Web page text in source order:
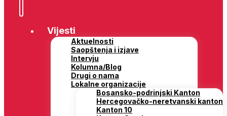
Vijesti
Aktuelnosti
Saopštenja i izjave
Intervju
Kolumna/Blog
Drugi o nama
Lokalne organizacije
Bosansko-podrinjski Kanton
Hercegovačko-neretvanski kanton
Kanton 10